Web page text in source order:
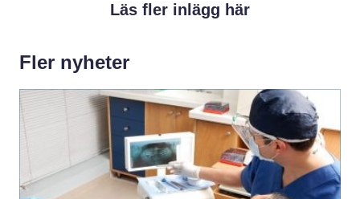
Läs fler inlägg här
Fler nyheter